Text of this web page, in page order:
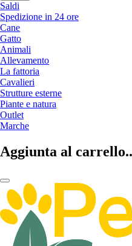
Saldi
Spedizione in 24 ore
Cane
Gatto
Animali
Allevamento
La fattoria
Cavalieri
Strutture esterne
Piante e natura
Outlet
Marche
Aggiunta al